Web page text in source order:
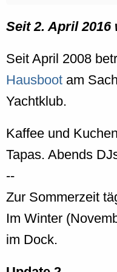
Seit 2. April
Seit April 2008
Hausboot am
Yachtklub.
Kaffee und
Tapas. Abends
--
Zur Sommerzeit
Im Winter
im Dock.